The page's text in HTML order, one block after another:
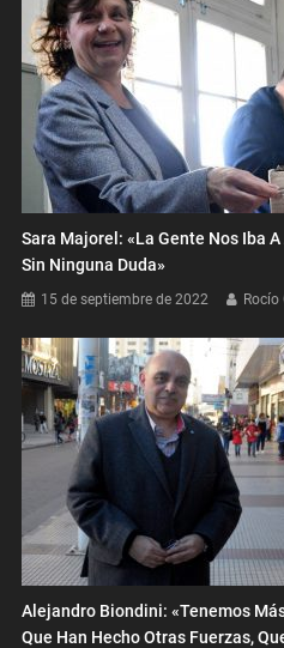
Sara Majorel: «La Gente Nos Iba
Sin Ninguna Duda»
15 de septiembre de 2022 Rocío
Alejandro Biondini: «Tenemos
Que Han Hecho Otras Fuerzas,